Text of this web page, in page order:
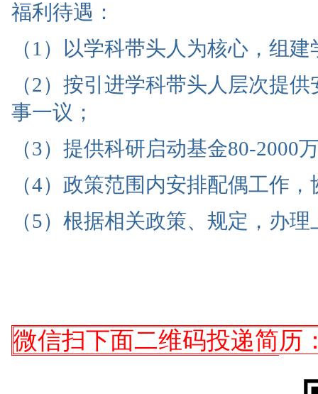
福利待遇：
（1）以学科带头人为核心，组
（2）按引进学科带头人层次提
事一议；
（3）提供科研启动基金80-2000
（4）政策范围内安排配偶工作
（5）根据相关政策、规定，办
微信扫下面二维码投递简历